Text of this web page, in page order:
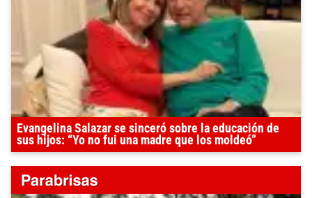
Evangelina Salazar se sinceró sobre la educación de
sus hijos: “Yo no fui una madre que los moldeó”